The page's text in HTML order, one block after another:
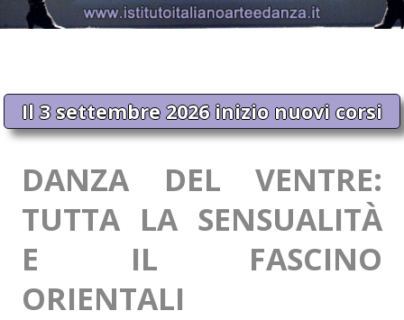
Il 3 settembre 2026 inizio nuovi corsi
DANZA DEL VENTRE:
TUTTA LA SENSUALITÀ
E IL FASCINO
ORIENTALI